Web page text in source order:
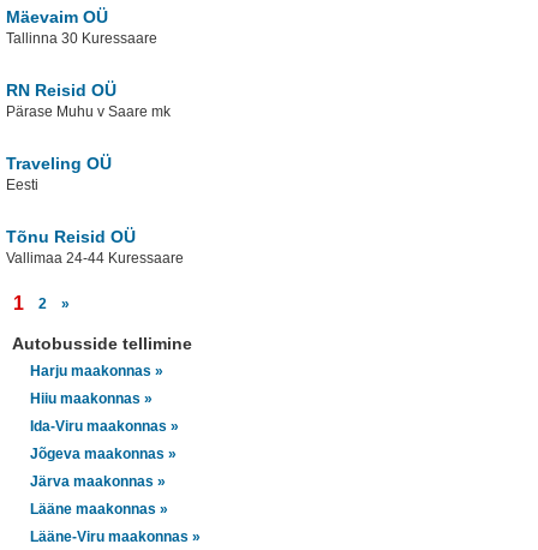
Mäevaim OÜ
Tallinna 30 Kuressaare
RN Reisid OÜ
Pärase Muhu v Saare mk
Traveling OÜ
Eesti
Tõnu Reisid OÜ
Vallimaa 24-44 Kuressaare
1 2 »
Autobusside tellimine
Harju maakonnas »
Hiiu maakonnas »
Ida-Viru maakonnas »
Jõgeva maakonnas »
Järva maakonnas »
Lääne maakonnas »
Lääne-Viru maakonnas »